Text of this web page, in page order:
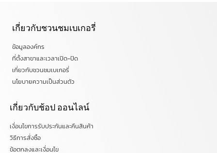
เกี่ยวกับชวนชมเบเกอรี่
ข้อมูลองค์กร
ที่ตั้งสาขาและเวลาเปิด-ปิด
เกี่ยวกับชวนชมเบเกอรี่
นโยบายความเป็นส่วนตัว
เกี่ยวกับช้อป ออนไลน์
เงื่อนไขการรับประกันและคืนสินค้า
วิธีการสั่งซื้อ
ข้อตกลงและเงื่อนไข